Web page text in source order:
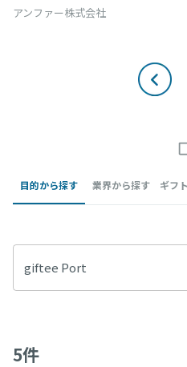
アンファー株式会社
目的から探す 業界から探す ギフ
giftee Port
5件